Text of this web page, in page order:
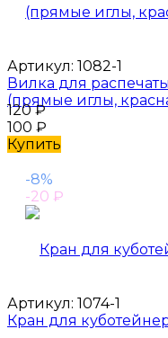
Артикул: 1082-1
Вилка для
(прямые иглы,
120₽
100 ₽
Купить
-8%
-20 ₽
Артикул: 1074-1
Кран для